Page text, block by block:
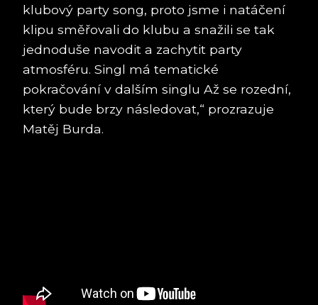
klubový party song, proto jsme i natáčení
klipu směřovali do klubu a snažili se tak
jednoduše navodit a zachytit party
atmosféru. Singl má tematické
pokračování v dalším singlu Až se rozední,
který bude brzy následovat,“ prozrazuje
Matěj Burda.